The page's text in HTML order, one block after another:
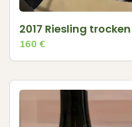
2017 Riesling
160 €